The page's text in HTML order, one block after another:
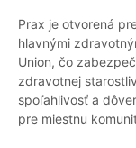
Prax je otvorená
hlavnými
Union, čo
zdravotnej
spoľahlivosť a
pre miestnu